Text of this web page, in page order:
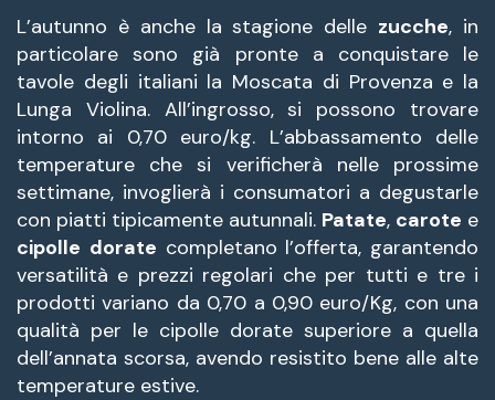
L’autunno è anche la stagione delle zucche, in
particolare sono già pronte a conquistare le
tavole degli italiani la Moscata di Provenza e la
Lunga Violina. All’ingrosso, si possono trovare
intorno ai 0,70 euro/kg. L’abbassamento delle
temperature che si verificherà nelle prossime
settimane, invoglierà i consumatori a degustarle
con piatti tipicamente autunnali. Patate, carote e
cipolle dorate completano l’offerta, garantendo
versatilità e prezzi regolari che per tutti e tre i
prodotti variano da 0,70 a 0,90 euro/Kg, con una
qualità per le cipolle dorate superiore a quella
dell’annata scorsa, avendo resistito bene alle alte
temperature estive.